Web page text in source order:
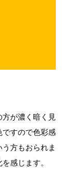
が濃く暗く見
ですので色彩感
方もおられま
感じます。